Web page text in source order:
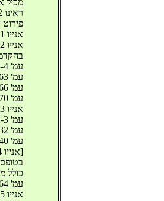
מכיל
‫ ראינו 12 לוחות, לשנים תרס"ג-תר"ע, תרע"ב-תרע"ה. ‬
פירוט
‫ אנייו 1, ראו: "קאלינדארייו די ירושלם", בעריכת בן-ציון טאראגאן. ‬
‫ אנייו 2: אנייו 5663 [תרס"ג]. [ירושלים, תרס"ב]. [1] דף, 70 עמ'. ‬
בהקדמתו (עמ' 1-2) כותב העורך
‫ עמ' 3-4: "קרוניקה", בין היתר נזכרו תאריך יסודם של ישובים שונים בארץ-ישראל. ‬
‫ עמ' 24-63: מידע על ערי הקודש. כמו בשנה הקודמת, עם קצת שינויים. ‬
‫ עמ' 65-66: שמות הרבנים של קהילות שונות באימפריה העות'מאנית ואוכלוסיתן. ‬
‫ עמ' 69-70: רשימת כתבי העת היוצאים לאור בערים שונות באימפריה העות'מאנית ושמות עורכיהם. ‬
‫ אנייו 3: 5664 [תרס"ד]. Jerusalem [תרס"ג]. 48 עמ'. ‬
‫ עמ' 2-3: מכתב המלצה מאת מואיז פראנקו, מנהל בית הספר היהודי בשומלה, בולגאריה (בצרפתית). ‬
‫ עמ' 17-32: כרונולוגיה יהודית. ‬
‫ עמ' 33-40: סקירה היסטורית על אודות הגעתם של מגורשי ספרד לערי תורכיה וארץ ישראל. ‬
‫ [אנייו 4: שנת תרס"ה. ירושלים, תרס"ד]. 64 עמ'. ‬
בטופס
כולל
‫ עמ' 57-64: כתבה על "בית חנוך יתומים" בירושלים, עם המלצותיהם של ר' יעקב שאול אלישר ור' חיים חזקיה מדיני ותקנון המוסד. ‬
‫ אנייו 5: 5666 [תרס"ו]. Jerusalem [תרס"ה]. 64 עמ'. ‬